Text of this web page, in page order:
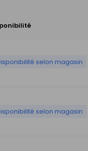
selon magasin
selon magasin